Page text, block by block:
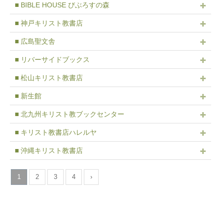
■ BIBLE HOUSE びぶろすの森
■ 神戸キリスト教書店
■ 広島聖文舎
■ リバーサイドブックス
■ 松山キリスト教書店
■ 新生館
■ 北九州キリスト教ブックセンター
■ キリスト教書店ハレルヤ
■ 沖縄キリスト教書店
1 2 3 4 ›